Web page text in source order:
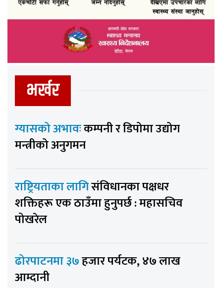
भर्खर
ग्यासको अभावःकम्पनी र डिपोमा उद्योग
मन्त्रीको अनुगमन
राष्ट्रियताका लागिसंविधानका पक्षधर
शक्तिहरू एक ठाउँमा हुनुपर्छ : महासचिव
पोखरेल
ढोरपाटनमा ३७हजार पर्यटक, ४७ लाख
आम्दानी